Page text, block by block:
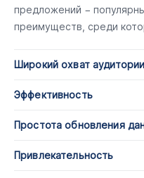
предложений −
преимуществ, среди
Широкий охват аудитории
Эффективность
Простота обновления
Привлекательность